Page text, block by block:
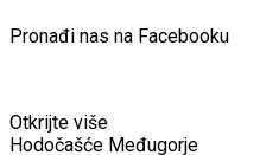
Pronađi nas na Facebooku
Otkrijte više
Hodočašće Međugorje